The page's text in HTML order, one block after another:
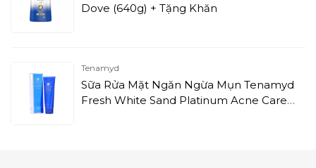
Dove (640g) + Tặng Khăn
Tenamyd
Sữa Rửa Mặt Ngăn Ngừa Mụn Tenamyd
Fresh White Sand Platinum Acne Care